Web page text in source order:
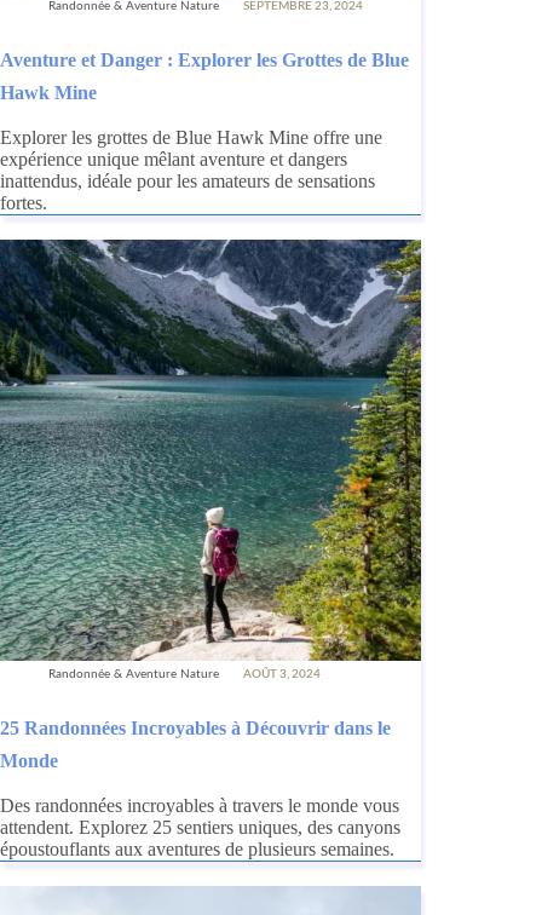
Randonnée & Aventure Nature SEPTEMBRE 23, 2024
Aventure et Danger : Explorer les Grottes de Blue
Hawk Mine
Explorer les grottes de Blue Hawk Mine offre une
expérience unique mêlant aventure et dangers
inattendus, idéale pour les amateurs de sensations
fortes.
Randonnée & Aventure Nature AOÛT 3, 2024
25 Randonnées Incroyables à Découvrir dans le
Monde
Des randonnées incroyables à travers le monde vous
attendent. Explorez 25 sentiers uniques, des canyons
époustouflants aux aventures de plusieurs semaines.